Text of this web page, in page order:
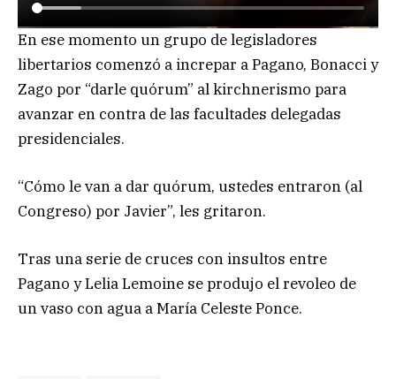
En ese momento un grupo de legisladores
libertarios comenzó a increpar a Pagano, Bonacci y
Zago por “darle quórum” al kirchnerismo para
avanzar en contra de las facultades delegadas
presidenciales.
“Cómo le van a dar quórum, ustedes entraron (al
Congreso) por Javier”, les gritaron.
Tras una serie de cruces con insultos entre
Pagano y Lelia Lemoine se produjo el revoleo de
un vaso con agua a María Celeste Ponce.